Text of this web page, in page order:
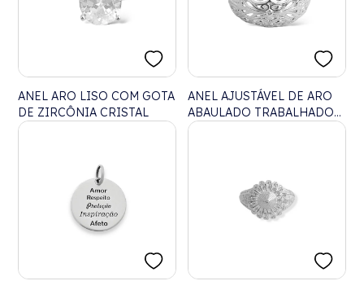
ANEL ARO LISO COM GOTA
DE ZIRCÔNIA CRISTAL
ANEL AJUSTÁVEL DE ARO
ABAULADO TRABALHADO
COM ZIRCÔNIA NO